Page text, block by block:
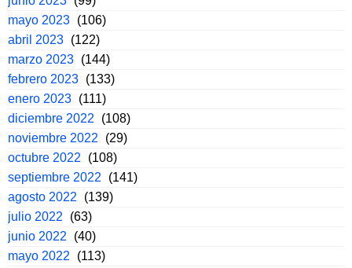
mayo 2023 (106)
abril 2023 (122)
marzo 2023 (144)
febrero 2023 (133)
enero 2023 (111)
diciembre 2022
(108)
noviembre 2022
(29)
octubre 2022
(108)
septiembre 2022
(141)
agosto 2022
(139)
julio 2022
(63)
junio 2022
(40)
mayo 2022
(113)